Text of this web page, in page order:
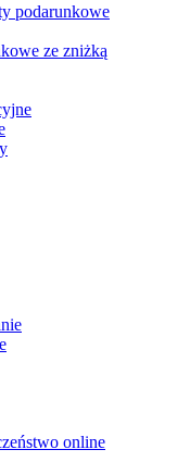
podarunkowe
ze zniżką
online